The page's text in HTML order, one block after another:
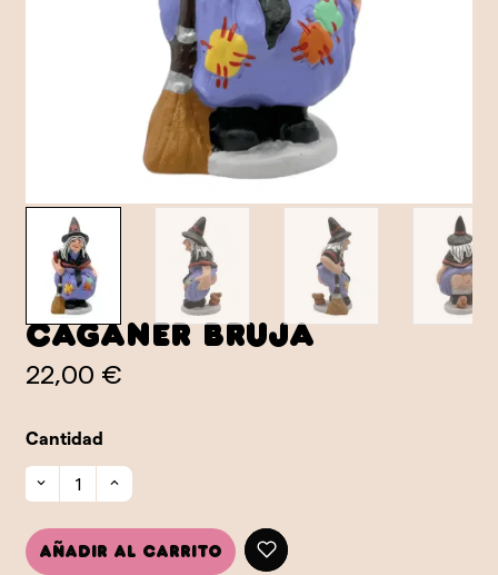
Caganer Bruja
22,00 €
Cantidad
Añadir al carrito